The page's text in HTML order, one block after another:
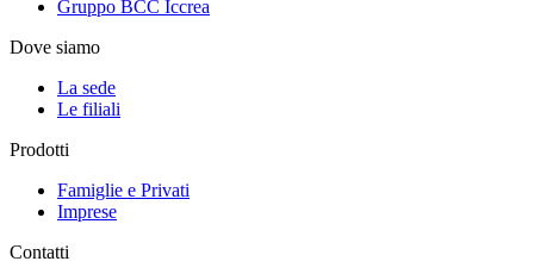
Gruppo BCC Iccrea
Dove siamo
La sede
Le filiali
Prodotti
Famiglie e Privati
Imprese
Contatti